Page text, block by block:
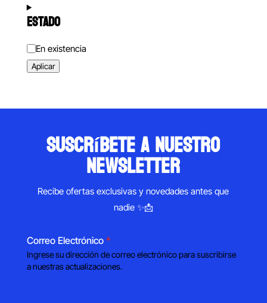
ESTADO
Estado
En existencia
Aplicar
suscríbete a nuestro
newsletter
Recibe ofertas exclusivas y novedades antes que
nadie ✨📩
Correo Electrónico *
Ingrese su dirección de correo electrónico para suscribirse
a nuestras actualizaciones.